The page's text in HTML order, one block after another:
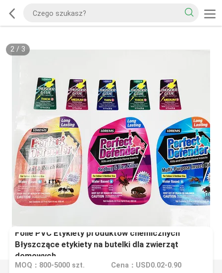
2/ 3
Folie PVC Etykiety produktów chemicznych
Błyszczące etykiety na butelki dla zwierząt
domowych
MOQ：800-5000 szt. Cena：USD0.02-0.90